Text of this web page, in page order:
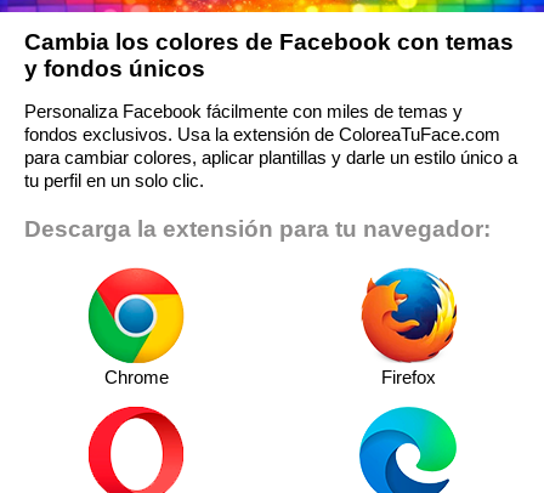
Cambia los colores de Facebook con temas
y fondos únicos
Personaliza Facebook fácilmente con miles de temas y
fondos exclusivos. Usa la extensión de ColoreaTuFace.com
para cambiar colores, aplicar plantillas y darle un estilo único a
tu perfil en un solo clic.
Descarga la extensión para tu navegador:
Chrome Firefox